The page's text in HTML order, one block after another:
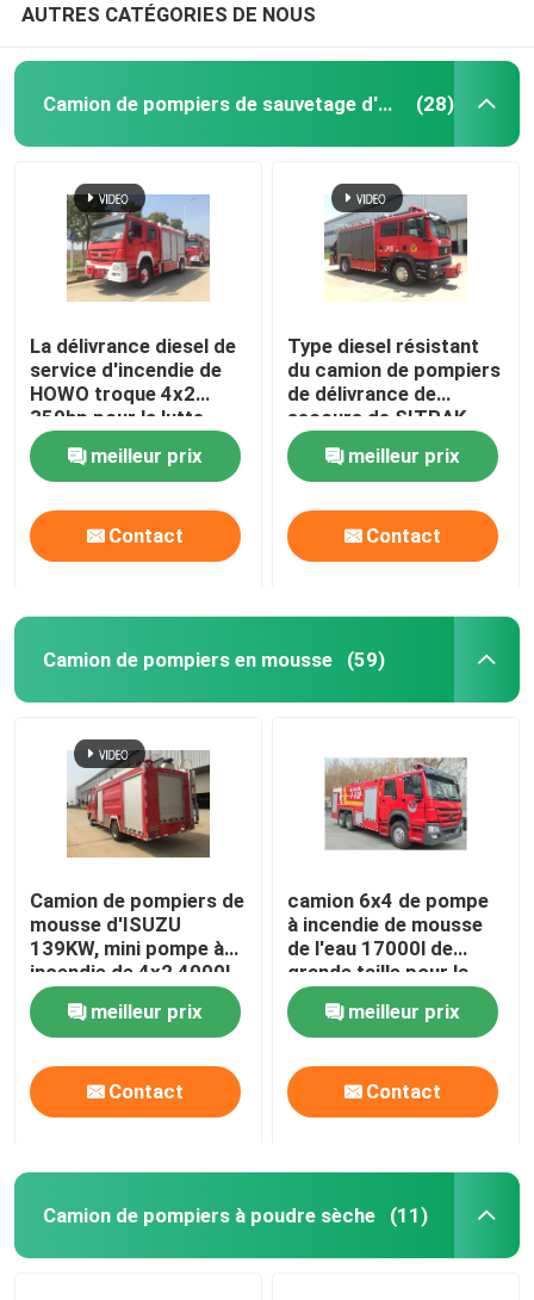
AUTRES CATÉGORIES DE NOUS
Camion de pompiers de sauvetage d'urgence (28)
La délivrance diesel de
service d'incendie de
HOWO troque 4x2
350hp pour la lutte
contre l'incendie
meilleur prix
Contact
Type diesel résistant
du camion de pompiers
de délivrance de
secours de SITRAK
228kw 4x2
meilleur prix
Contact
Camion de pompiers en mousse (59)
Camion de pompiers de
mousse d'ISUZU
139KW, mini pompe à
incendie de 4x2 4000L
avec de l'eau de
moussemeilleur prix
Contact
camion 6x4 de pompe
à incendie de mousse
de l'eau 17000l de
grande taille pour la
délivrance du feu
meilleur prix
Contact
Camion de pompiers à poudre sèche (11)